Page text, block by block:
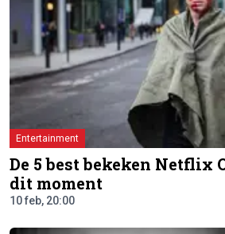
Entertainment
De 5 best bekeken Netflix
dit moment
10 feb, 20:00